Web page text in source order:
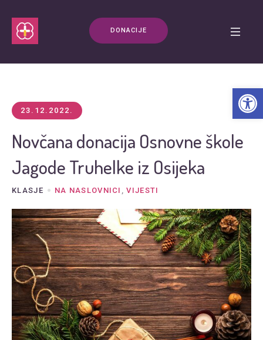
DONACIJE
23.12.2022.
Novčana donacija Osnovne škole
Jagode Truhelke iz Osijeka
KLASJE NA NASLOVNICI ,VIJESTI